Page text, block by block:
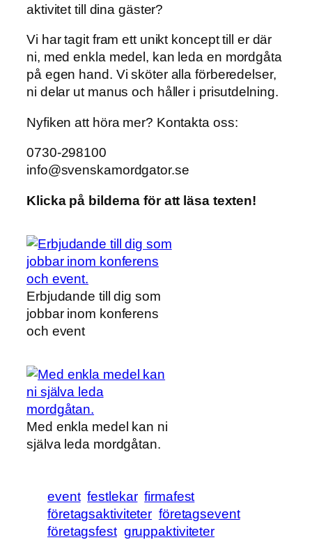
aktivitet till dina gäster?
Vi har tagit fram ett unikt koncept till er där
ni, med enkla medel, kan leda en mordgåta
på egen hand. Vi sköter alla förberedelser,
ni delar ut manus och håller i prisutdelning.
Nyfiken att höra mer? Kontakta oss:
0730-298100
info@svenskamordgator.se
Klicka på bilderna för att läsa texten!
Erbjudande till dig som
jobbar inom konferens
och event
Med enkla medel kan ni
själva leda mordgåtan.
event festlekar firmafest
företagsaktiviteter företagsevent
företagsfest gruppaktiviteter